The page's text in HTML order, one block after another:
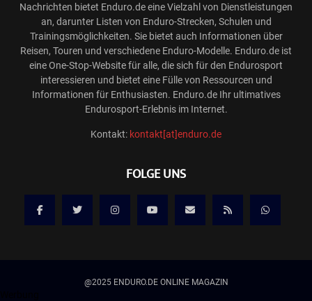
Nachrichten bietet Enduro.de eine Vielzahl von Dienstleistungen
an, darunter Listen von Enduro-Strecken, Schulen und
Trainingsmöglichkeiten. Sie bietet auch Informationen über
Reisen, Touren und verschiedene Enduro-Modelle. Enduro.de ist
eine One-Stop-Website für alle, die sich für den Endurosport
interessieren und bietet eine Fülle von Ressourcen und
Informationen für Enthusiasten. Enduro.de Ihr ultimatives
Endurosport-Erlebnis im Internet.
Kontakt: kontakt[at]enduro.de
FOLGE UNS
@2025 ENDURO.DE ONLINE MAGAZIN